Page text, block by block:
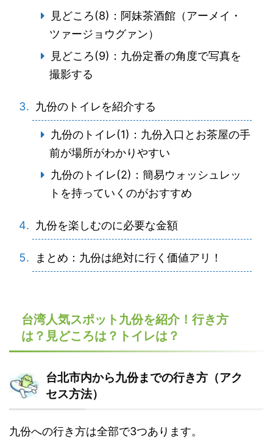
見どころ(8)：阿妹茶酒館（アーメイ・
ツァージョウグァン）
見どころ(9)：九份定番の角度で写真を
撮影する
九份のトイレを紹介する
九份のトイレ(1)：九份入口とお茶屋の手
前が場所がわかりやすい
九份のトイレ(2)：簡易ウォッシュレッ
トを持っていくのがおすすめ
九份を楽しむのに必要な金額
まとめ：九份は絶対に行く価値アリ！
台湾人気スポット九份を紹介！行き方
は？見どころは？トイレは？
台北市内から九份までの行き方（アク
セス方法）
九份への行き方は全部で3つあります。